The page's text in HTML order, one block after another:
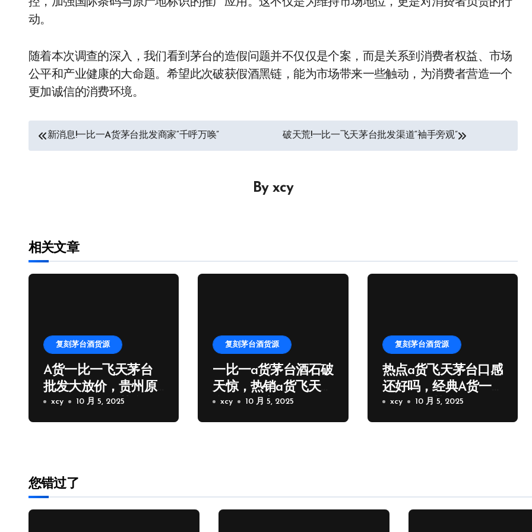
控，加强国际条码与原产地标识的推广应用。这不仅是为维持市场地位，更是对消费者负责的行
动。
随着本次调查的深入，我们看到茅台的造假问题并不仅仅是个案，而是关系到消费者权益、市场
公平和产业健康的大命题。希望此次破获假酒黑链，能为市场带来一些触动，为消费者营造一个
更加诚信的消费环境。
文新消息!一比一A货茅台批发商家“千呼万唤” 破天荒!一比一飞天茅台批发渠道“袖手旁观”
By xcy
相关文章
复刻茅台酒货源
A货一比一飞天茅台
批发大放价，贵州原
厂一比一飞天茅台拿
货
xcy 10 月 5, 2025
复刻茅台酒货源
一比一a货茅台酒石破
天惊，热销a货飞天茅
台批发厂家微信
xcy 10 月 5, 2025
复刻茅台酒货源
热点a货飞天茅台口感
还好吗，经典A货一
比一飞天茅台批发
xcy 10 月 5, 2025
您错过了